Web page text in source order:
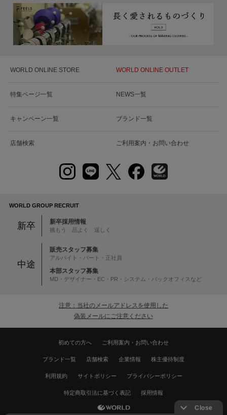
WORLD ONLINE STORE WORLD ONLINE OUTLET
特集ページ一覧 NEWS一覧
キャンペーン一覧 ブランド一覧
店舗検索 ご利用案内・お問い合わせ
WORLD GROUP RECRUIT
新卒 新卒採用情報
挑もう 品よく 逞しく
中途
販売スタッフ募集
アルバイト・パート・正社員
本部スタッフ募集
MD・デザイナー・EC・PR・システム・バックオフィスなど
注意：当社のメールアドレスを使用した
偽装メールにご注意ください
初めての方へ ご利用案内・お問い合わせ
ブランド一覧 店舗検索 企業情報 株主優待制度
利用規約 サイトポリシー プライバシーポリシー
特定商取引法に基づく表記 採用情報